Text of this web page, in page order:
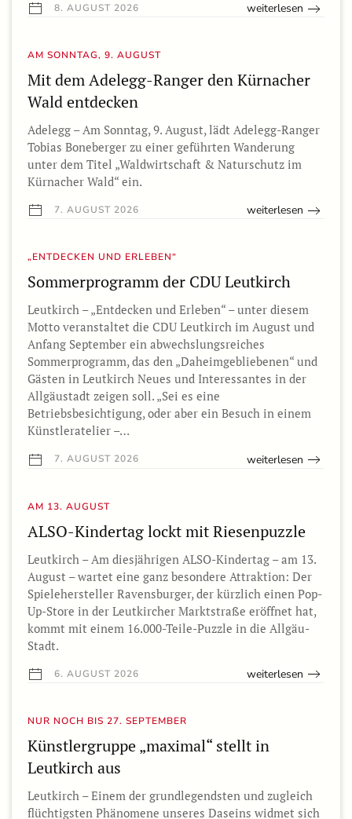
8. AUGUST 2026 weiterlesen
AM SONNTAG, 9. AUGUST
Mit dem Adelegg-Ranger den Kürnacher
Wald entdecken
Adelegg – Am Sonntag, 9. August, lädt Adelegg-Ranger
Tobias Boneberger zu einer geführten Wanderung
unter dem Titel „Waldwirtschaft & Naturschutz im
Kürnacher Wald“ ein.
7. AUGUST 2026 weiterlesen
„ENTDECKEN UND ERLEBEN“
Sommerprogramm der CDU Leutkirch
Leutkirch – „Entdecken und Erleben“ – unter diesem
Motto veranstaltet die CDU Leutkirch im August und
Anfang September ein abwechslungsreiches
Sommerprogramm, das den „Daheimgebliebenen“ und
Gästen in Leutkirch Neues und Interessantes in der
Allgäustadt zeigen soll. „Sei es eine
Betriebsbesichtigung, oder aber ein Besuch in einem
Künstleratelier –…
7. AUGUST 2026 weiterlesen
AM 13. AUGUST
ALSO-Kindertag lockt mit Riesenpuzzle
Leutkirch – Am diesjährigen ALSO-Kindertag – am 13.
August – wartet eine ganz besondere Attraktion: Der
Spielehersteller Ravensburger, der kürzlich einen Pop-
Up-Store in der Leutkircher Marktstraße eröffnet hat,
kommt mit einem 16.000-Teile-Puzzle in die Allgäu-
Stadt.
6. AUGUST 2026 weiterlesen
NUR NOCH BIS 27. SEPTEMBER
Künstlergruppe „maximal“ stellt in
Leutkirch aus
Leutkirch – Einem der grundlegendsten und zugleich
flüchtigsten Phänomene unseres Daseins widmet sich